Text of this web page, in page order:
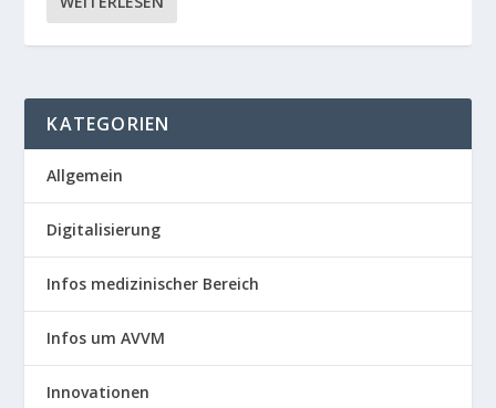
KATEGORIEN
Allgemein
Digitalisierung
Infos medizinischer Bereich
Infos um AVVM
Innovationen